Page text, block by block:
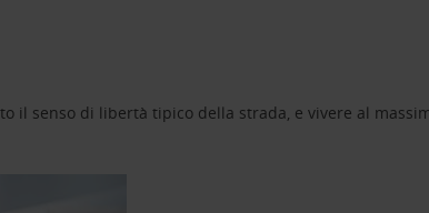
il senso di libertà tipico della strada, e vivere al